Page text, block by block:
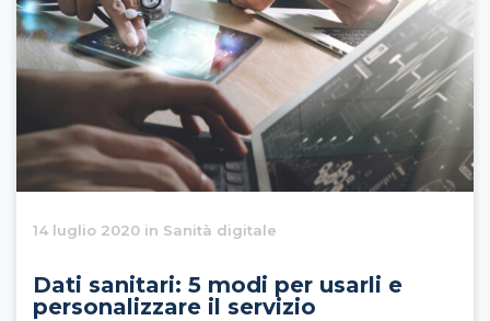
14 luglio 2020 in Sanità digitale
Dati sanitari: 5 modi per usarli e
personalizzare il servizio